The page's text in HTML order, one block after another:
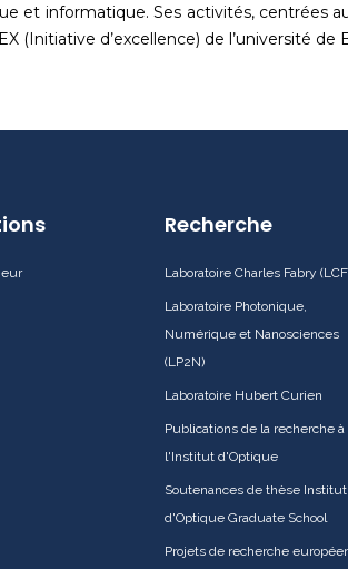
et informatique. Ses activités, centrées
(Initiative d’excellence) de l’université de
Recherche
Laboratoire Charles Fabry
Laboratoire Photonique,
Numérique et Nanosciences
(LP2N)
Laboratoire Hubert Curien
Publications de la recherche à
l'Institut d'Optique
Soutenances de thèse Institut
d'Optique Graduate School
Projets de recherche